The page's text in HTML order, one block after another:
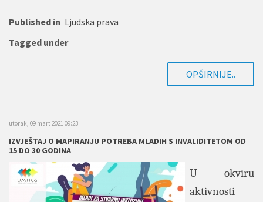
Published in Ljudska prava
Tagged under
OPŠIRNIJE..
utorak, 09 mart 2021 09:23
IZVJEŠTAJ O MAPIRANJU POTREBA MLADIH S INVALIDITETOM OD
15 DO 30 GODINA
U okviru
aktivnosti